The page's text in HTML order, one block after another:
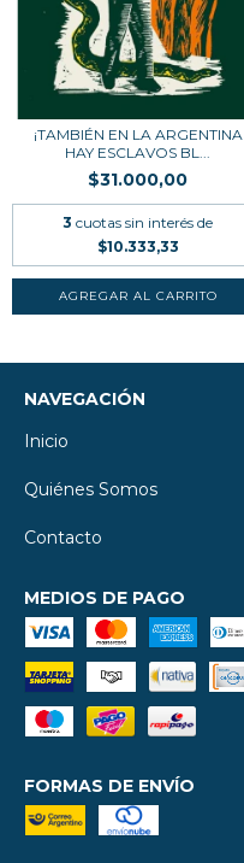
¡TAMBIÉN EN LA ARGENTINA
HAY ESCLAVOS BL...
$31.000,00
3 cuotas sin interés de
$10.333,33
NAVEGACIÓN
Inicio
Quiénes Somos
Contacto
MEDIOS DE PAGO
FORMAS DE ENVÍO